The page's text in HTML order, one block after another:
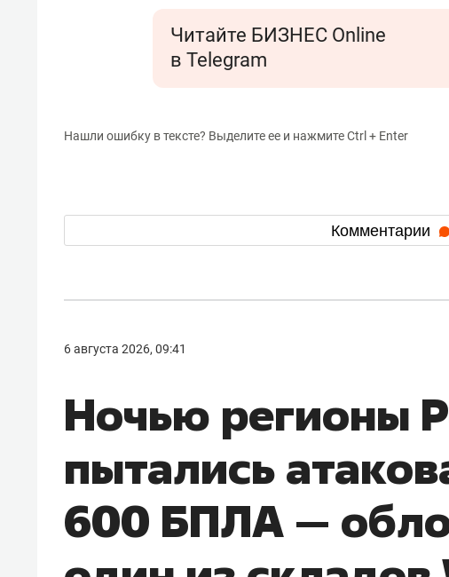
Читайте БИЗНЕС Online
в Telegram
Нашли ошибку в тексте? Выделите ее и нажмите Ctrl + Enter
Комментарии
6 августа 2026, 09:41
Ночью регионы
пытались
600 БПЛА —